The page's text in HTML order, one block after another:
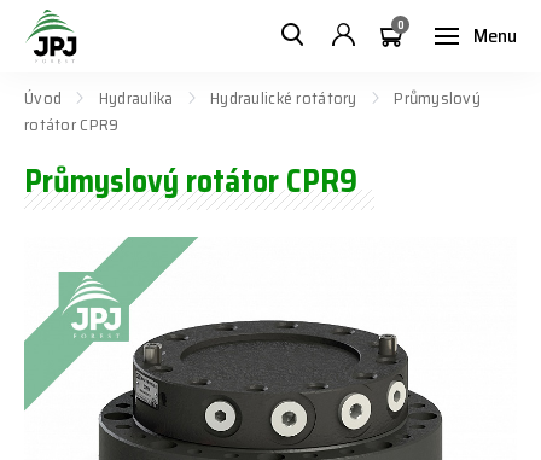
Menu
0
Úvod Hydraulika Hydraulické rotátory
Průmyslový
rotátor CPR9
Průmyslový rotátor CPR9